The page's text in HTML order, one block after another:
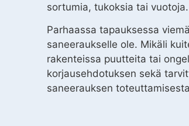
sortumia, tukoksia tai vuotoja.
Parhaassa tapauksessa
saneeraukselle ole. Mikäli
rakenteissa puutteita tai
korjausehdotuksen sekä
saneerauksen